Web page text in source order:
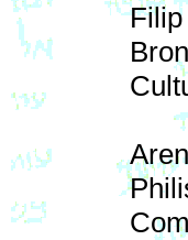
Filip